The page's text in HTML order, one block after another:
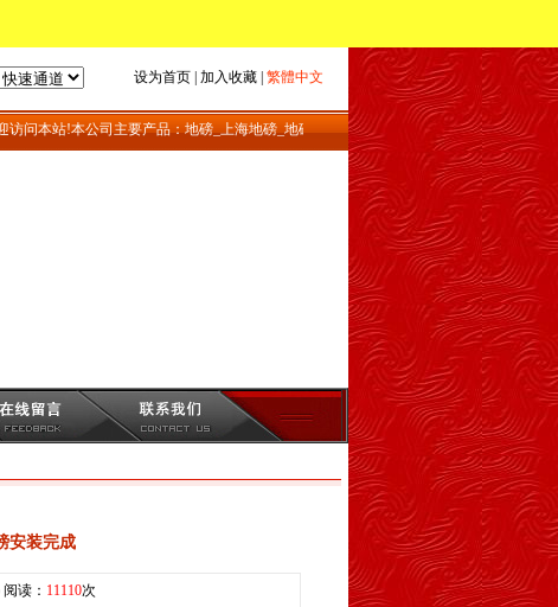
设为首页| 加入收藏| 繁體中文
问本站!本公司主要产品：地磅_上海地磅_地磅维修
安装完成
读： 11110次